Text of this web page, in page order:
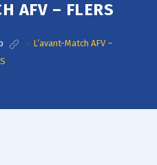
AFV – FLERS
> L’avant-Match AFV –